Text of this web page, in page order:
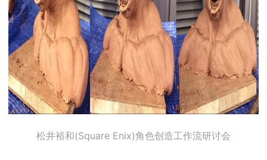
松井裕和(Square Enix)角色创造工作流研讨会